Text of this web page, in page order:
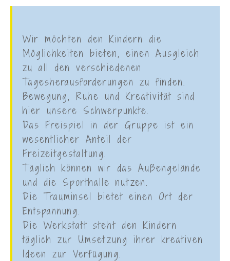
Wir möchten den Kindern die
Möglichkeiten bieten, einen Ausgleich
zu all den verschiedenen
Tagesherausforderungen zu finden.
Bewegung, Ruhe und Kreativität sind
hier unsere Schwerpunkte.
Das Freispiel in der Gruppe ist ein
wesentlicher Anteil der
Freizeitgestaltung.
Täglich können wir das Außengelände
und die Sporthalle nutzen.
Die Trauminsel bietet einen Ort der
Entspannung.
Die Werkstatt steht den Kindern
täglich zur Umsetzung ihrer kreativen
Ideen zur Verfügung.